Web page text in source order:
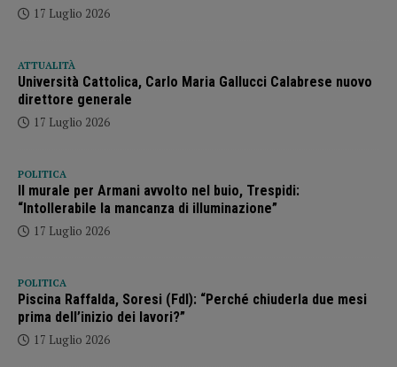
17 Luglio 2026
ATTUALITÀ
Università Cattolica, Carlo Maria Gallucci Calabrese nuovo
direttore generale
17 Luglio 2026
POLITICA
Il murale per Armani avvolto nel buio, Trespidi:
“Intollerabile la mancanza di illuminazione”
17 Luglio 2026
POLITICA
Piscina Raffalda, Soresi (FdI): “Perché chiuderla due mesi
prima dell’inizio dei lavori?”
17 Luglio 2026